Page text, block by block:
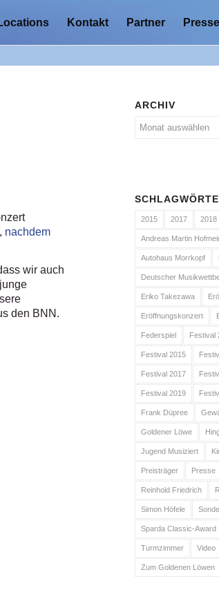
Kontakt Partner Presse
nachdem
wir auch
den BNN.
ARCHIV
2015 2017 2018
Andreas Martin
Autohaus Morrkopf
Deutscher
Eriko Takezawa
Eröffnungskonzert
Federspiel Festival
Festival 2015
Festival 2017
Festival 2019
Frank Düpree
Goldener Löwe
Jugend Musiziert
Preisträger Presse
Reinhold Friedrich
Simon Höfele
Sparda Classic-Award
Turmzimmer Video
Zum Goldenen Löwen